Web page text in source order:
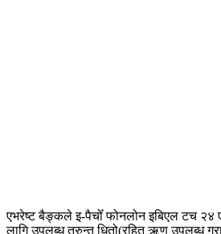
एभरेष्ट बैङ्कले इ-पैचोँ फोनलोन इबिएल टच २४
लागि उपलब्ध तुरुन्त धितो(रहित ऋण उपलब्ध